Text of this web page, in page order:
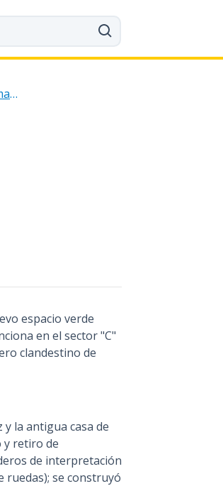
Fortalecimiento del capital humano
espacio verde
en el sector "C"
clandestino de
la antigua casa de
y retiro de
de interpretación
ruedas); se construyó